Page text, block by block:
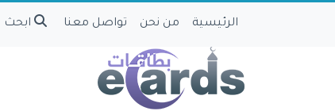
الرئيسية من نحن تواصل معنا ابحث